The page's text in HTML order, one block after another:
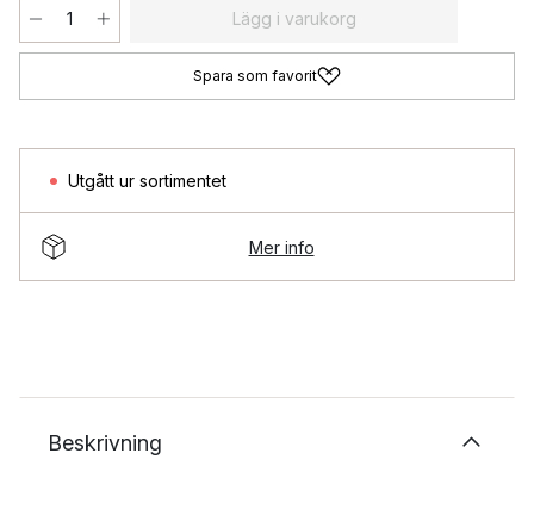
Lägg i varukorg
Spara som favorit
Utgått ur sortimentet
Mer info
Beskrivning